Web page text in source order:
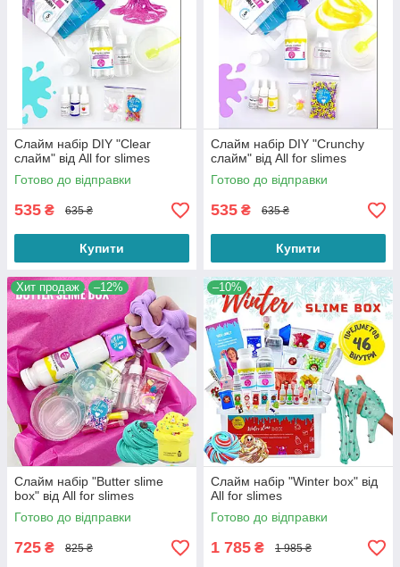
Слайм набір DIY "Clear
слайм" від All for slimes
Готово до відправки
535 ₴ 635 ₴
Купити
Слайм набір DIY "Crunchy
слайм" від All for slimes
Готово до відправки
535 ₴ 635 ₴
Купити
Хит продаж –12%
Слайм набір "Butter slime
box" від All for slimes
Готово до відправки
725 ₴ 825 ₴
–10%
Слайм набір "Winter box" від
All for slimes
Готово до відправки
1 785 ₴ 1 985 ₴